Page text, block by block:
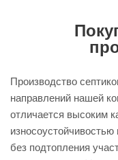
Производство
направлений нашей
отличается высоким
без подтопления